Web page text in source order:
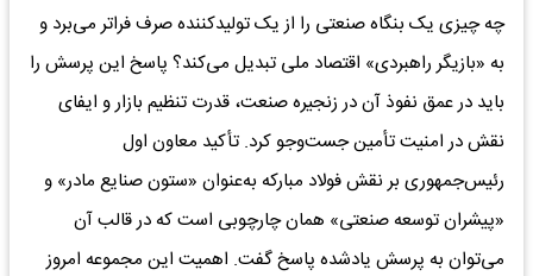
چه چیزی یک بنگاه صنعتی را از یک تولیدکننده صرف فراتر می‌برد و
به «بازیگر راهبردی» اقتصاد ملی تبدیل می‌کند؟ پاسخ این پرسش را
باید در عمق نفوذ آن در زنجیره صنعت، قدرت تنظیم بازار و ایفای
نقش در امنیت تأمین جست‌وجو کرد. تأکید معاون اول
رئیس‌جمهوری بر نقش فولاد مبارکه به‌عنوان «ستون صنایع مادر» و
«پیشران توسعه صنعتی» همان چارچوبی است که در قالب آن
می‌توان به پرسش یادشده پاسخ گفت. اهمیت این مجموعه امروز